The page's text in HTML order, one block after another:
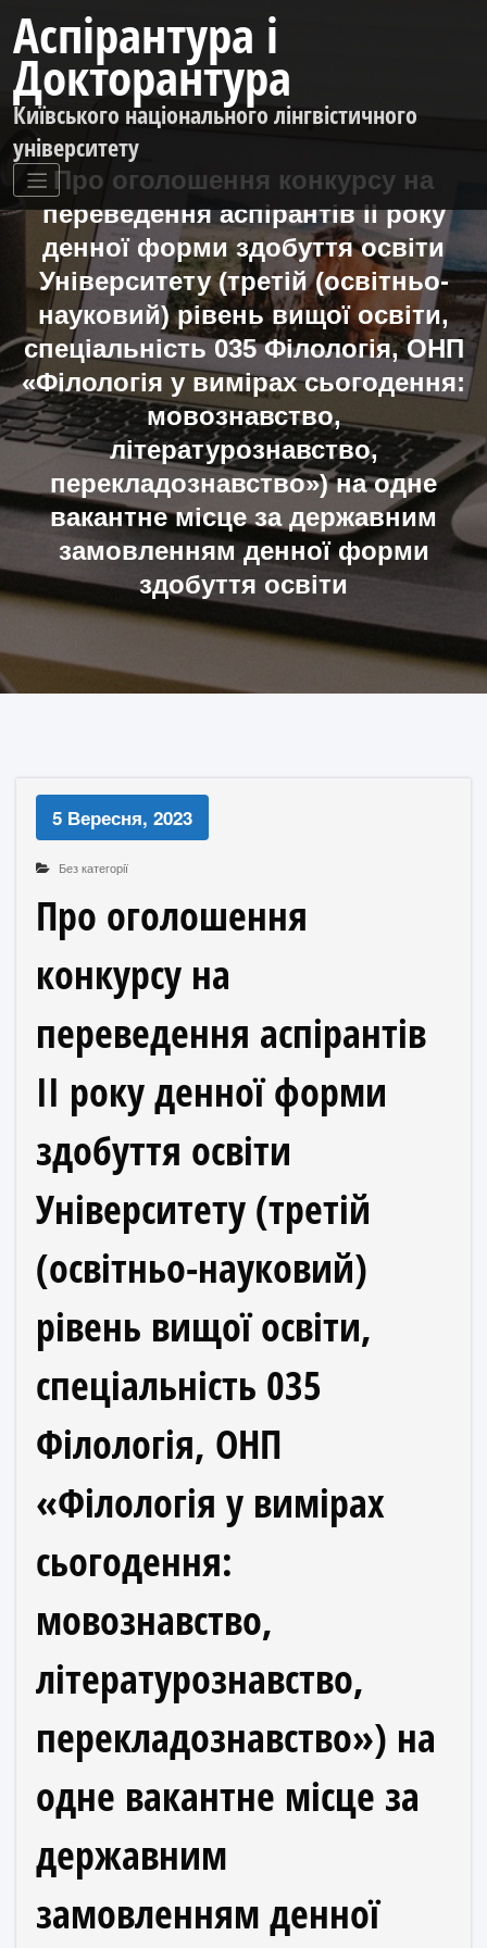
контенту
Аспірантура і
Докторантура
Київського національного лінгвістичного
університету
Про оголошення конкурсу на
переведення аспірантів ІІ року
денної форми здобуття освіти
Університету (третій (освітньо-
науковий) рівень вищої освіти,
спеціальність 035 Філологія, ОНП
«Філологія у вимірах сьогодення:
мовознавство,
літературознавство,
перекладознавство») на одне
вакантне місце за державним
замовленням денної форми
здобуття освіти
5 Вересня, 2023
Без категорії
Про оголошення
конкурсу на
переведення аспірантів
ІІ року денної форми
здобуття освіти
Університету (третій
(освітньо-науковий)
рівень вищої освіти,
спеціальність 035
Філологія, ОНП
«Філологія у вимірах
сьогодення:
мовознавство,
літературознавство,
перекладознавство») на
одне вакантне місце за
державним
замовленням денної